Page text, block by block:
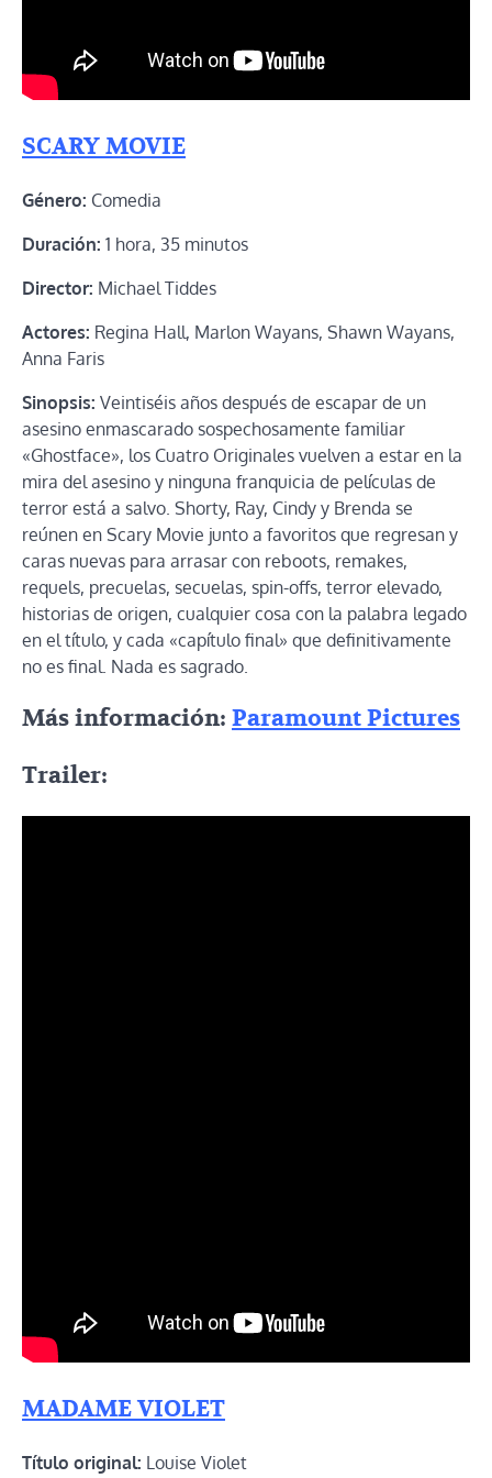
SCARY MOVIE
Género: Comedia
Duración: 1 hora, 35 minutos
Director: Michael Tiddes
Actores: Regina Hall, Marlon Wayans, Shawn Wayans,
Anna Faris
Sinopsis: Veintiséis años después de escapar de un
asesino enmascarado sospechosamente familiar
«Ghostface», los Cuatro Originales vuelven a estar en la
mira del asesino y ninguna franquicia de películas de
terror está a salvo. Shorty, Ray, Cindy y Brenda se
reúnen en Scary Movie junto a favoritos que regresan y
caras nuevas para arrasar con reboots, remakes,
requels, precuelas, secuelas, spin-offs, terror elevado,
historias de origen, cualquier cosa con la palabra legado
en el título, y cada «capítulo final» que definitivamente
no es final. Nada es sagrado.
Más información: Paramount Pictures
Trailer:
MADAME VIOLET
Título original: Louise Violet